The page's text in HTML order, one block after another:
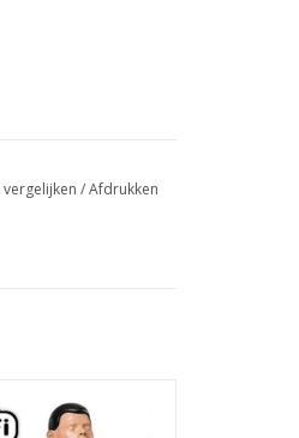
/Afdrukken
Generation